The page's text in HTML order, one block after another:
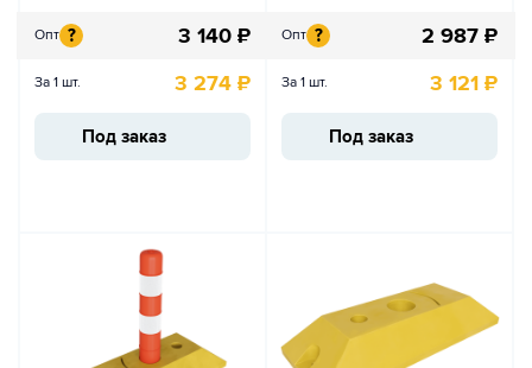
Опт ? 3 140 ₽
За 1 шт. 3 274 ₽
Под заказ
Опт ? 2 987 ₽
За 1 шт. 3 121 ₽
Под заказ